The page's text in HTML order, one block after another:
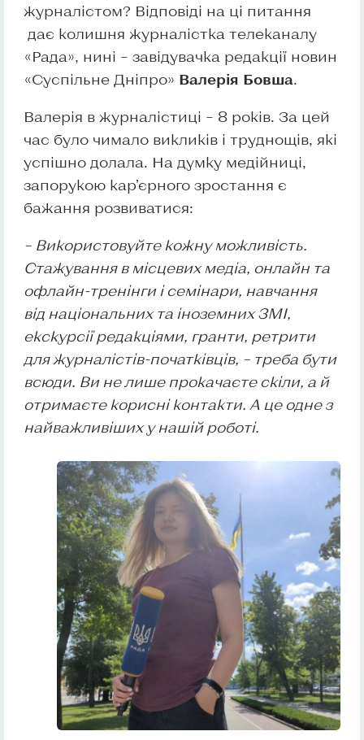
журналістом? Відповіді на ці питання
дає колишня журналістка телеканалу
«Рада», нині – завідувачка редакції новин
«Суспільне Дніпро» Валерія Бовша.
Валерія в журналістиці – 8 років. За цей
час було чимало викликів і труднощів, які
успішно долала. На думку медійниці,
запорукою кар’єрного зростання є
бажання розвиватися:
– Використовуйте кожну можливість.
Стажування в місцевих медіа, онлайн та
офлайн-тренінги і семінари, навчання
від національних та іноземних ЗМІ,
екскурсії редакціями, гранти, ретрити
для журналістів-початківців, – треба бути
всюди. Ви не лише прокачаєте скіли, а й
отримаєте корисні контакти. А це одне з
найважливіших у нашій роботі.